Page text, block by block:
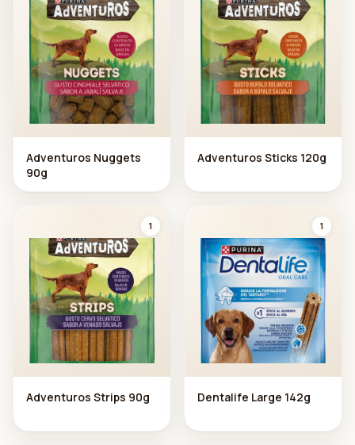
Adventuros Nuggets
90g
Adventuros Sticks 120g
1
Adventuros Strips 90g
1
Dentalife Large 142g